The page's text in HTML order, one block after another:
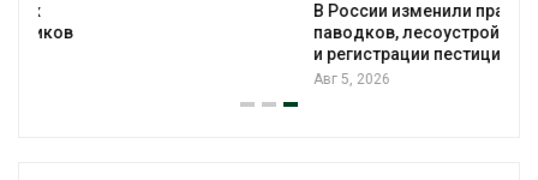
В России изменили правила защиты от
паводков, лесоустройства, рыболовства
и регистрации пестицидов